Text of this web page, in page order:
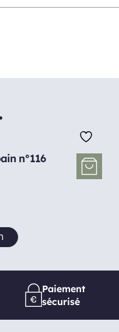
n°116
Paiement
sécurisé